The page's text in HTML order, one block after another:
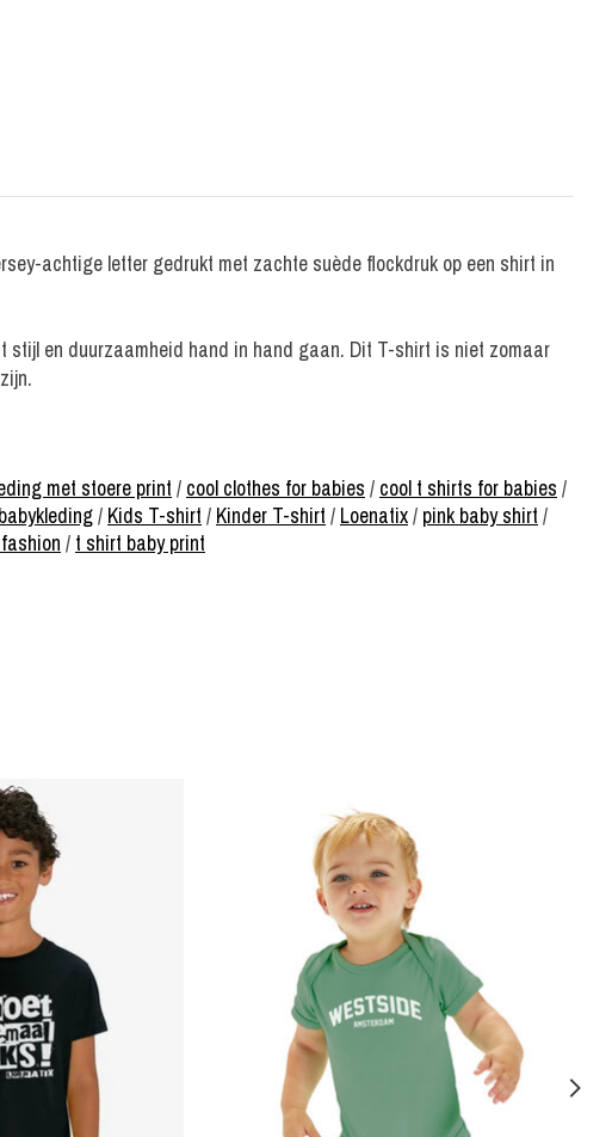
achtige letter gedrukt met zachte suède flockdruk op een shirt in
stijl en duurzaamheid hand in hand gaan. Dit T-shirt is niet zomaar
met stoere print / cool clothes for babies / cool t shirts for babies /
/ Kids T-shirt / Kinder T-shirt / Loenatix/ pink baby shirt /
/ t shirt baby print